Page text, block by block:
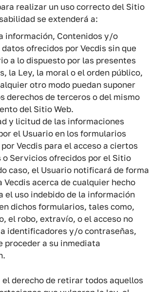
realizar un uso correcto del Sitio
se extenderá a:
información, Contenidos y/o
ofrecidos por Vecdis sin que
a lo dispuesto por las presentes
la Ley, la moral o el orden público,
otro modo puedan suponer
derechos de terceros o del mismo
del Sitio Web.
y licitud de las informaciones
el Usuario en los formularios
Vecdis para el acceso a ciertos
o Servicios ofrecidos por el Sitio
caso, el Usuario notificará de forma
Vecdis acerca de cualquier hecho
el uso indebido de la información
dichos formularios, tales como,
el robo, extravío, o el acceso no
identificadores y/o contraseñas,
proceder a su inmediata
el derecho de retirar todos aquellos